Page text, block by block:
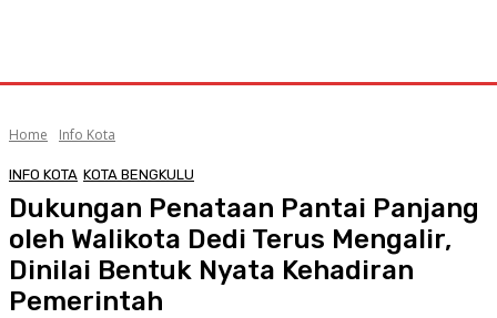
Home Info Kota
INFO KOTA KOTA BENGKULU
Dukungan Penataan Pantai Panjang
oleh Walikota Dedi Terus Mengalir,
Dinilai Bentuk Nyata Kehadiran
Pemerintah